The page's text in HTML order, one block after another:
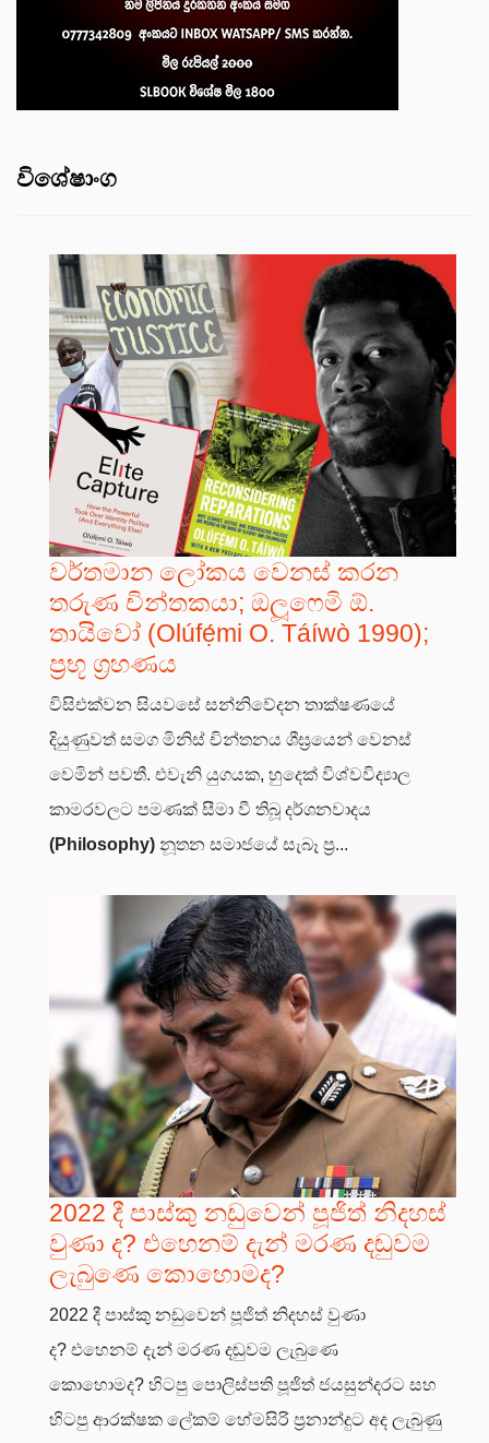
විශේෂාංග
වර්තමාන ලෝකය වෙනස් කරන
තරුණ චින්තකයා; ඔලූෆෙමි ඕ.
තායිවෝ (Olúfẹ́mi O. Táíwò 1990);
ප්‍රභූ ග්‍රහණය
විසිඑක්වන සියවසේ සන්නිවේදන තාක්ෂණයේ
දියුණුවත් සමග මිනිස් චින්තනය ශීඝ්‍රයෙන් වෙනස්
වෙමින් පවතී. එවැනි යුගයක, හුදෙක් විශ්වවිද්‍යාල
කාමරවලට පමණක් සීමා වී තිබූ දර්ශනවාදය
(Philosophy) නූතන සමාජයේ සැබෑ ප්‍ර...
2022 දී පාස්කු නඩුවෙන් පූජිත් නිදහස්
වුණා ද? එහෙනම් දැන් මරණ දඬුවම
ලැබුණෙ කොහොමද?
2022 දී පාස්කු නඩුවෙන් පූජිත් නිදහස් වුණා
ද? එහෙනම් දැන් මරණ දඬුවම ලැබුණෙ
කොහොමද? හිටපු පොලිස්පති පූජිත් ජයසුන්දරට සහ
හිටපු ආරක්ෂක ලේකම් හේමසිරි ප්‍රනාන්දුට අද ලැබුණු